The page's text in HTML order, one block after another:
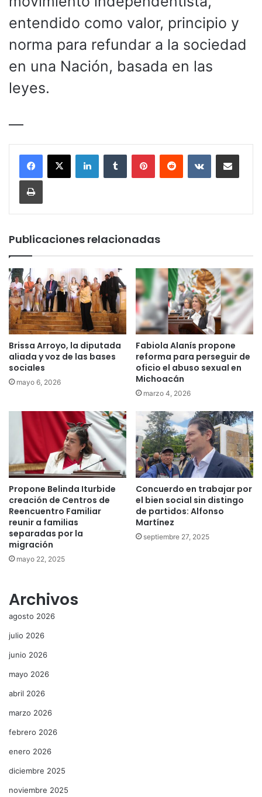
entendido como valor, principio y
norma para refundar a la sociedad
en una Nación, basada en las
leyes.
—
LinkedInTumblr PinterestReddit VKontakteCompartir por
Imprimir
Publicaciones relacionadas
Brissa Arroyo, la diputada
aliada y voz de las bases
sociales
mayo 6, 2026
Fabiola Alanís propone
reforma para perseguir de
oficio el abuso sexual en
Michoacán
marzo 4, 2026
Propone Belinda Iturbide
creación de Centros de
Reencuentro Familiar
reunir a familias
separadas por la
migración
mayo 22, 2025
Concuerdo en trabajar por
el bien social sin distingo
de partidos: Alfonso
Martínez
septiembre 27, 2025
Archivos
agosto 2026
julio 2026
junio 2026
mayo 2026
abril 2026
marzo 2026
febrero 2026
enero 2026
diciembre 2025
noviembre 2025